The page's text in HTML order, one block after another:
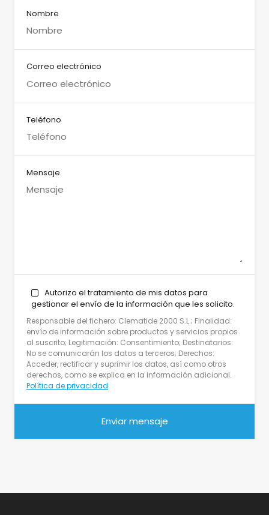
Nombre
Correo electrónico
Teléfono
Mensaje
Autorizo el tratamiento de mis datos para
gestionar el envío de la información que les solicito.
Responsable del fichero: Clematide 2000 S.L.; Finalidad:
envío de información sobre productos y servicios propios
al suscrito; Legitimación: Consentimiento; Destinatarios:
No se comunicarán los datos a terceros; Derechos:
Acceder, rectificar y suprimir los datos, así como otros
derechos, como se explica en la información adicional.
Política de privacidad